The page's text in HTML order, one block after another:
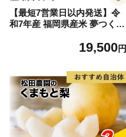
【最短7営業日以内発送】令
和7年産 福岡県産米 夢つくし
19,500円